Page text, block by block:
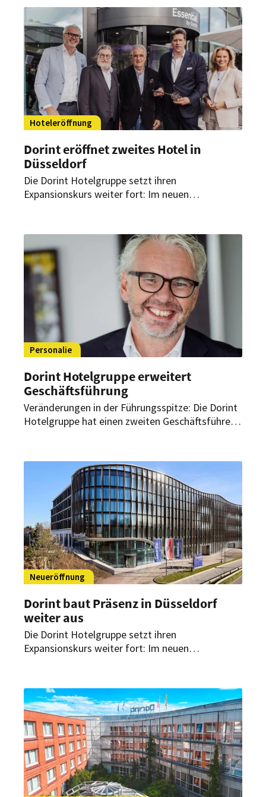
Gastronomie und speziellen Arrangements in
Kooperation mit der Palazzo-Dinnershow.
Hoteleröffnung
Dorint eröffnet zweites Hotel in
Düsseldorf
Die Dorint Hotelgruppe setzt ihren
Expansionskurs weiter fort: Im neuen
Düsseldorf Deiker Höfe den Betrieb auf. Das
Haus greift die Historie des Grundstücks als
früherer Modestandort auf.
Personalie
Dorint Hotelgruppe erweitert
Geschäftsführung
Veränderungen in der Führungsspitze: Die Dorint
Hotelgruppe hat einen zweiten Geschäftsführer
und Expansion des Unternehmens vorantreiben.
Neueröffnung
Dorint baut Präsenz in Düsseldorf
weiter aus
Die Dorint Hotelgruppe setzt ihren
Expansionskurs weiter fort: Im neuen
by Dorint. Das Haus verbindet modernes Design
mit der Modegeschichte des Standorts.